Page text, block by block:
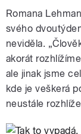
Romana
svého
neviděla.
akorát
ale jinak jsme
kde je veškerá
neustále